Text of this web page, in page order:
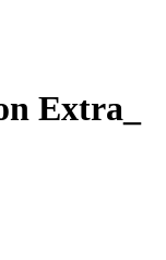
Extra_